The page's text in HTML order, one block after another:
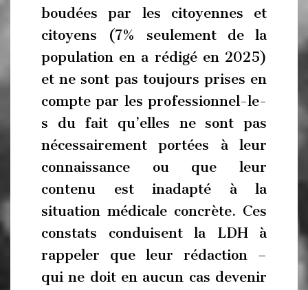
boudées par les citoyennes et
citoyens (7% seulement de la
population en a rédigé en 2025)
et ne sont pas toujours prises en
compte par les professionnel-le-
s du fait qu’elles ne sont pas
nécessairement portées à leur
connaissance ou que leur
contenu est inadapté à la
situation médicale concrète. Ces
constats conduisent la LDH à
rappeler que leur rédaction –
qui ne doit en aucun cas devenir